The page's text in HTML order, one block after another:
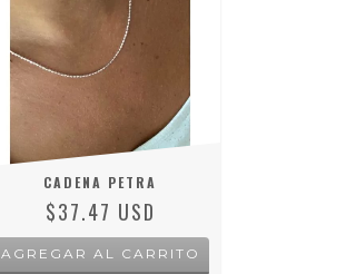
CADENA PETRA
$37.47 USD
AGREGAR AL CARRITO